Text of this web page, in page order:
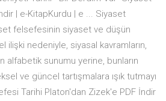
| e-KitapKurdu | e ... Siyaset
felsefesinin siyaset ve düşün
ilişki nedeniyle, siyasal kavramların,
alfabetik sunumu yerine, bunların
ve güncel tartışmalara ışık tutmayı
Tarihi Platon'dan Zizek'e PDF İndir